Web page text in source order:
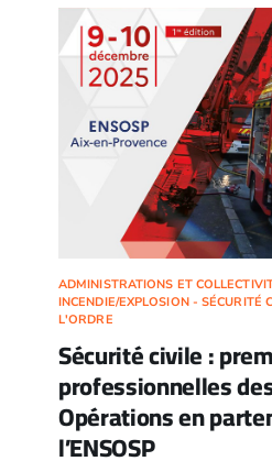
ADMINISTRATIONS ET
INCENDIE/EXPLOSION - SÉCURITÉ
L'ORDRE
Sécurité civile :
professionnelles
Opérations en
l’ENSOSP